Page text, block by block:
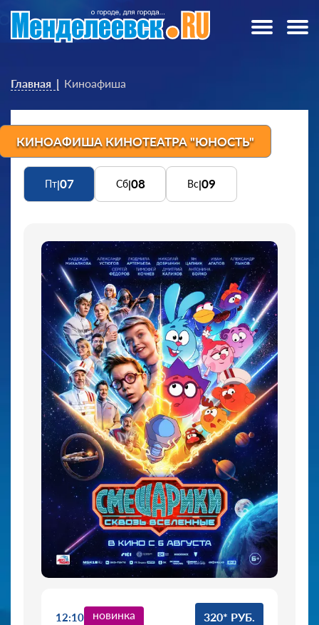
Главная Киноафиша
КИНОАФИША КИНОТЕАТРА "ЮНОСТЬ"
Пт|07 Сб|08 Вс|09
12:10 новинка 320* РУБ.